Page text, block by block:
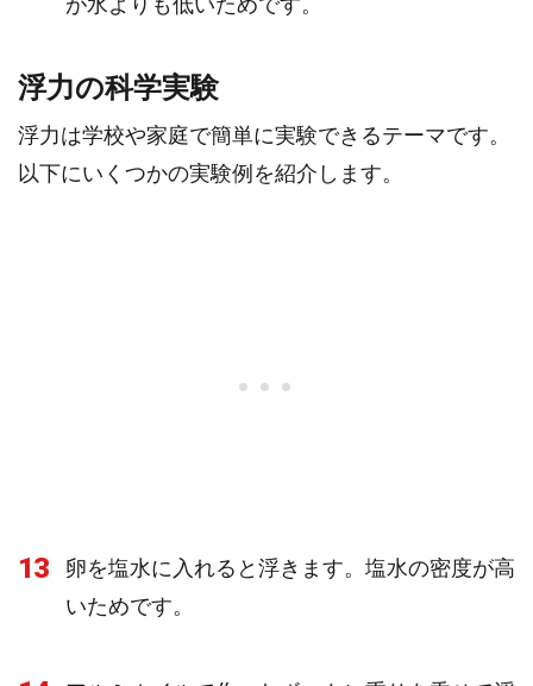
浮力の科学実験
浮力は学校や家庭で簡単に実験できるテーマです。
以下にいくつかの実験例を紹介します。
13
卵を塩水に入れると浮きます。塩水の密度が高
いためです。